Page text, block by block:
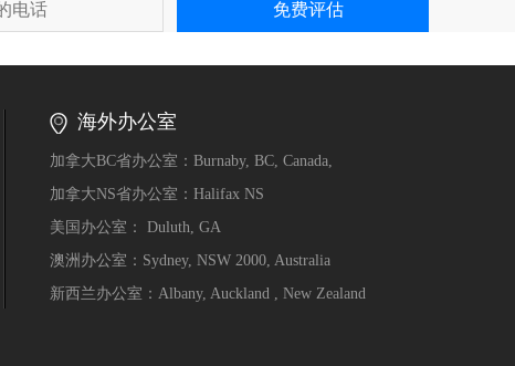
海外办公室
加拿大BC省办公室：Burnaby, BC, Canada,
加拿大NS省办公室：Halifax NS
美国办公室： Duluth, GA
澳洲办公室：Sydney, NSW 2000, Australia
新西兰办公室：Albany, Auckland , New Zealand